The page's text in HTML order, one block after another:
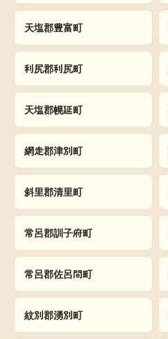
天塩郡豊富町
利尻郡利尻町
天塩郡幌延町
網走郡津別町
斜里郡清里町
常呂郡訓子府町
常呂郡佐呂間町
紋別郡湧別町